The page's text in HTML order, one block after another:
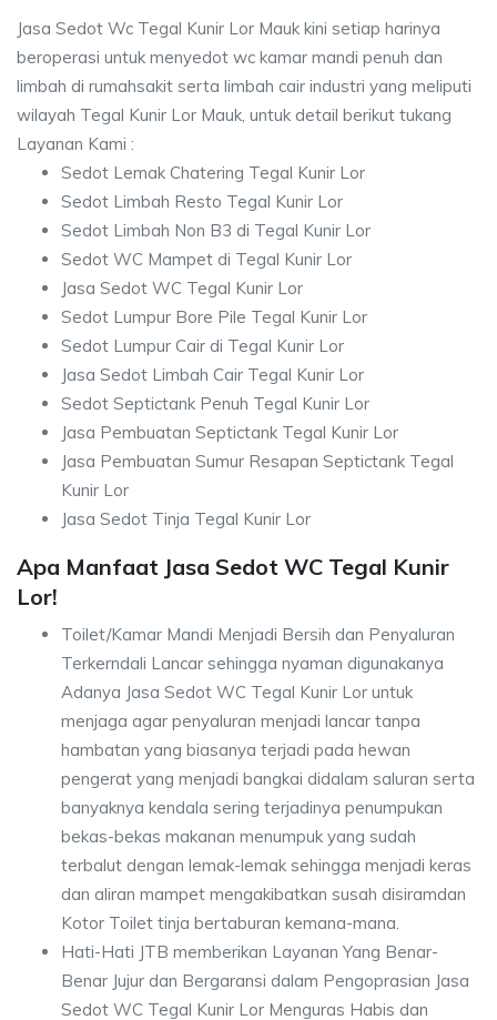
Jasa Sedot Wc Tegal Kunir Lor Mauk kini setiap harinya
beroperasi untuk menyedot wc kamar mandi penuh dan
limbah di rumahsakit serta limbah cair industri yang meliputi
wilayah Tegal Kunir Lor Mauk, untuk detail berikut tukang
Layanan Kami :
Sedot Lemak Chatering Tegal Kunir Lor
Sedot Limbah Resto Tegal Kunir Lor
Sedot Limbah Non B3 di Tegal Kunir Lor
Sedot WC Mampet di Tegal Kunir Lor
Jasa Sedot WC Tegal Kunir Lor
Sedot Lumpur Bore Pile Tegal Kunir Lor
Sedot Lumpur Cair di Tegal Kunir Lor
Jasa Sedot Limbah Cair Tegal Kunir Lor
Sedot Septictank Penuh Tegal Kunir Lor
Jasa Pembuatan Septictank Tegal Kunir Lor
Jasa Pembuatan Sumur Resapan Septictank Tegal
Kunir Lor
Jasa Sedot Tinja Tegal Kunir Lor
Apa Manfaat Jasa Sedot WC Tegal Kunir
Lor!
Toilet/Kamar Mandi Menjadi Bersih dan Penyaluran
Terkerndali Lancar sehingga nyaman digunakanya
Adanya Jasa Sedot WC Tegal Kunir Lor untuk
menjaga agar penyaluran menjadi lancar tanpa
hambatan yang biasanya terjadi pada hewan
pengerat yang menjadi bangkai didalam saluran serta
banyaknya kendala sering terjadinya penumpukan
bekas-bekas makanan menumpuk yang sudah
terbalut dengan lemak-lemak sehingga menjadi keras
dan aliran mampet mengakibatkan susah disiramdan
Kotor Toilet tinja bertaburan kemana-mana.
Hati-Hati JTB memberikan Layanan Yang Benar-
Benar Jujur dan Bergaransi dalam Pengoprasian Jasa
Sedot WC Tegal Kunir Lor Menguras Habis dan